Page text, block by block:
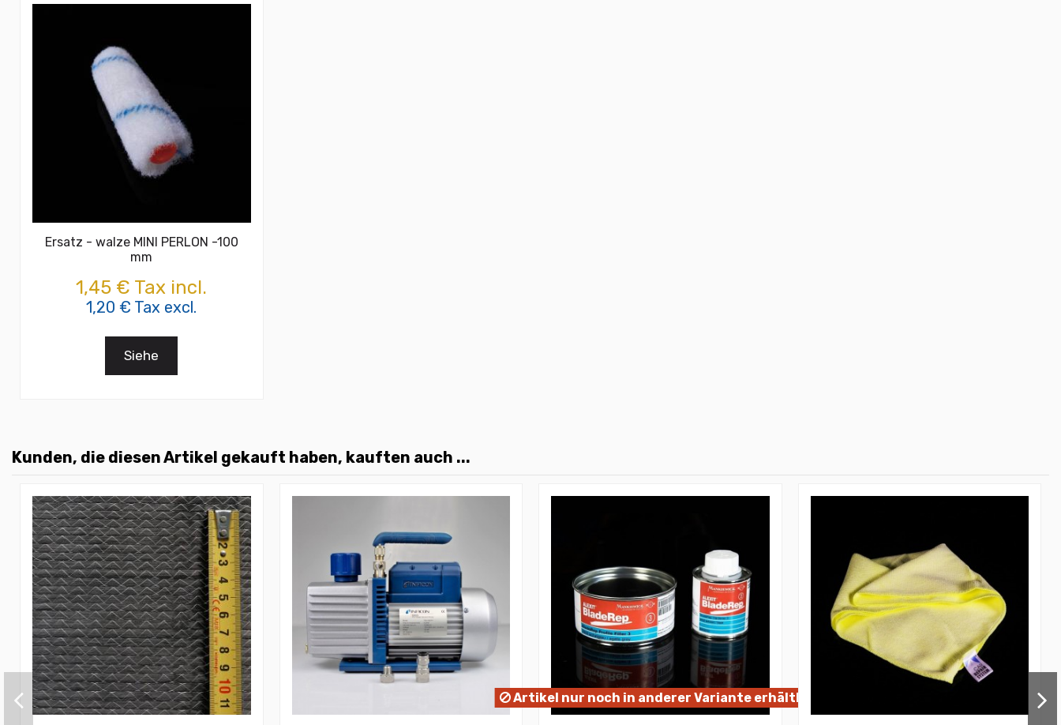
Ersatz - walze MINI PERLON -100
mm
1,45 € Tax incl.
1,20 € Tax excl.
Siehe
Kunden, die diesen Artikel gekauft haben, kauften auch ...
Artikel nur noch in anderer Variante erhältlich